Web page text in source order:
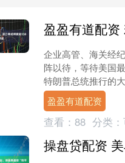
企业高管、海关经
阵以待，等待美国
特朗普总统推行的
性作出裁决。一旦
或将发起一场规模高
盈盈有道配资
查看： 88 分类：